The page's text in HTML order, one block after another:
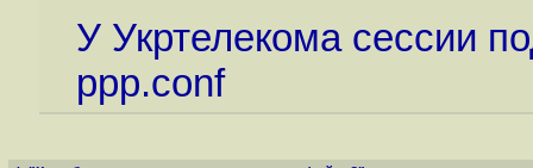
У Укртелекома сессии
ppp.conf